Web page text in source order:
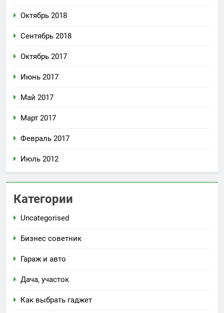
Октябрь 2018
Сентябрь 2018
Октябрь 2017
Июнь 2017
Май 2017
Март 2017
Февраль 2017
Июль 2012
Категории
Uncategorised
Бизнес советник
Гараж и авто
Дача, участок
Как выбрать гаджет